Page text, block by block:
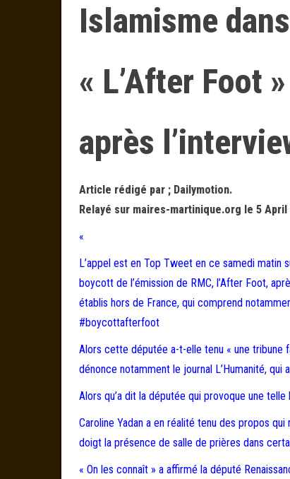
Islamisme
« L’After Foot
après
Article rédigé par ; Dailymotion.
Relayé sur maires-martinique.org le 5 April
«
L’appel est en Top Tweet en ce samedi matin
boycott de l’émission de RMC, l’After Foot,
établis hors de France, qui comprend
#boycottafterfoot
Alors cette députée a-t-elle tenu « une tribune
dénonce notamment le journal L’Humanité,
Alors qu’a dit la députée qui provoque une
Caroline Yadan a en réalité tenu des propos
doigt la présence de salle de prières dans
« On les connaît » a affirmé la député